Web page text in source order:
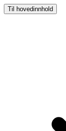
Til hovedinnhold